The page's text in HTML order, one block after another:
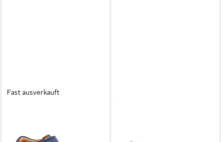
Fast ausverkauft
Laufanfänger,
ab 69,24 € UVP